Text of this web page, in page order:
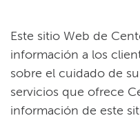
Este sitio Web de
información a los
sobre el cuidado de
servicios que ofrece
información de este